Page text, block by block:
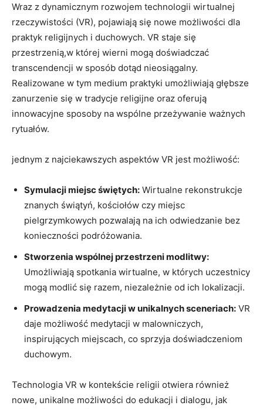
Wraz z dynamicznym rozwojem technologii wirtualnej
rzeczywistości (VR), pojawiają się nowe możliwości dla
praktyk religijnych i duchowych. VR staje się
przestrzenią,w której wierni mogą doświadczać
transcendencji w sposób dotąd nieosiągalny.
Realizowane w tym medium praktyki umożliwiają głębsze
zanurzenie się w tradycje religijne oraz oferują
innowacyjne sposoby na wspólne przeżywanie ważnych
rytuałów.
jednym z najciekawszych aspektów VR jest możliwość:
Symulacji miejsc świętych: Wirtualne rekonstrukcje
znanych świątyń, kościołów czy miejsc
pielgrzymkowych pozwalają na ich odwiedzanie bez
konieczności podróżowania.
Stworzenia wspólnej przestrzeni modlitwy:
Umożliwiają spotkania wirtualne, w których uczestnicy
mogą modlić się razem, niezależnie od ich lokalizacji.
Prowadzenia medytacji w unikalnych sceneriach: VR
daje możliwość medytacji w malowniczych,
inspirujących miejscach, co sprzyja doświadczeniom
duchowym.
Technologia VR w kontekście religii otwiera również
nowe, unikalne możliwości do edukacji i dialogu, jak